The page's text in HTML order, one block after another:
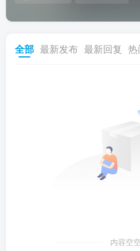
全部 最新发布 最新回复 热
内容空